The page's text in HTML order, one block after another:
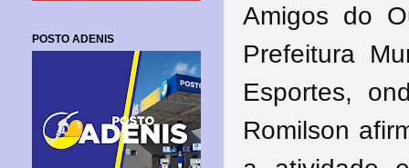
Amigos do
Prefeitura
Esportes,
Romilson
POSTO ADENIS